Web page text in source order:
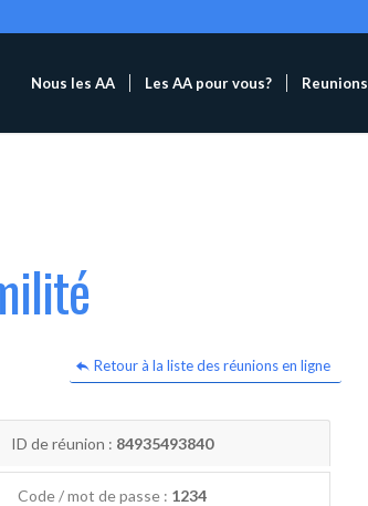
Nous les AA Les AA pour vous? Reunions
Retour à la liste des réunions en ligne
ID de réunion : 84935493840
Code / mot de passe : 1234